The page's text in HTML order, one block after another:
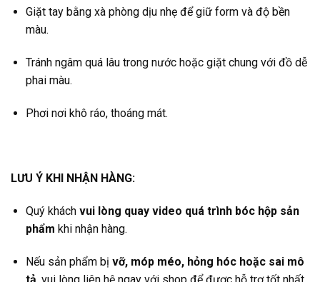
Giặt tay bằng xà phòng dịu nhẹ để giữ form và độ bền
màu.
Tránh ngâm quá lâu trong nước hoặc giặt chung với đồ dễ
phai màu.
Phơi nơi khô ráo, thoáng mát.
LƯU Ý KHI NHẬN HÀNG:
Quý khách vui lòng quay video quá trình bóc hộp sản
phẩm khi nhận hàng.
Nếu sản phẩm bị vỡ, móp méo, hỏng hóc hoặc sai mô